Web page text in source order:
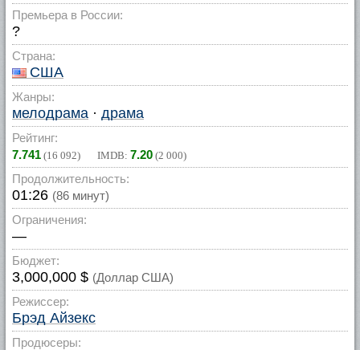
Премьера в России:
?
Страна:
США
Жанры:
мелодрама · драма
Рейтинг:
7.741 (16 092) IMDB: 7.20 (2 000)
Продолжительность:
01:26 (86 минут)
Ограничения:
—
Бюджет:
3,000,000 $ (Доллар США)
Режиссер:
Брэд Айзекс
Продюсеры: